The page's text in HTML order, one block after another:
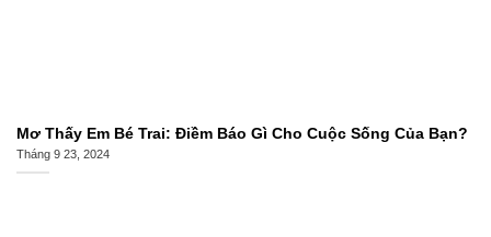
Mơ Thấy Em Bé Trai: Điềm Báo Gì Cho Cuộc Sống Của Bạn?
Tháng 9 23, 2024